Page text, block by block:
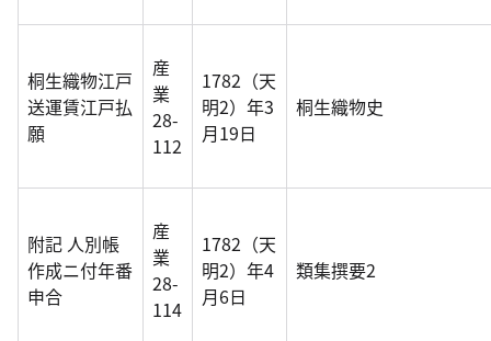
桐生織物江戸
送運賃江戸払
願
産
業
28-
112
1782（天
明2）年3
月19日
桐生織物史
附記 人別帳
作成ニ付年番
申合
産
業
28-
114
1782（天
明2）年4
月6日
類集撰要2